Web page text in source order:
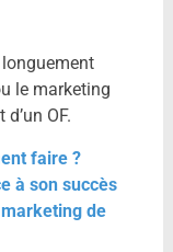
le marketing
OF.
faire ?
à son succès
de